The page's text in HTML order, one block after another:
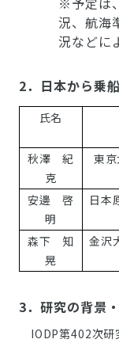
況、航海
況などに
2．日本から乗
氏名
秋澤 紀
克
東
安邊 啓
明
日本
森下 知
晃
金沢
3．研究の背景
IODP第402次研